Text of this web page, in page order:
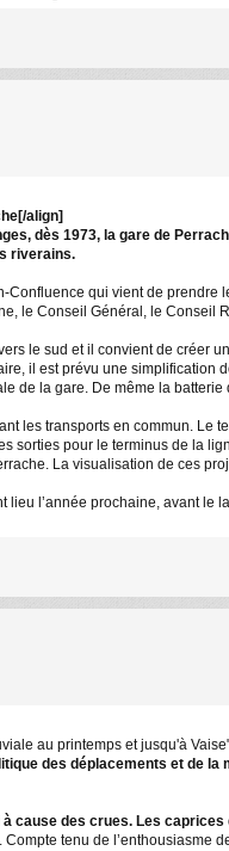
align]
dès 1973, la gare de
riverains.
Confluence qui vient de
le Conseil Général, le Conseil
le sud et il convient de créer
il est prévu une
de la gare. De même la
les transports en commun.
sorties pour le terminus de la
La visualisation de ces
l’année prochaine, avant
au printemps et jusqu'à
des déplacements et de
cause des crues. Les
tenu de